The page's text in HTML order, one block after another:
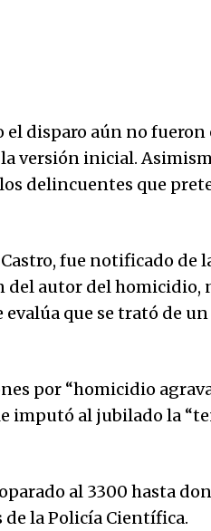
el disparo aún no fueron
versión inicial.
delincuentes que
fue notificado de
autor del homicidio,
que se trató de un
por “homicidio
imputó al jubilado la
al 3300 hasta
la Policía Científica.